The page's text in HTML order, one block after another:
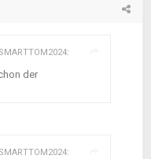
SMARTTOM2024:
der
SMARTTOM2024: